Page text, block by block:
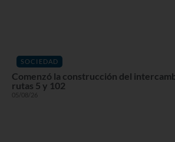
SOCIEDAD
Comenzó la construcción del
rutas 5 y 102
05/08/26